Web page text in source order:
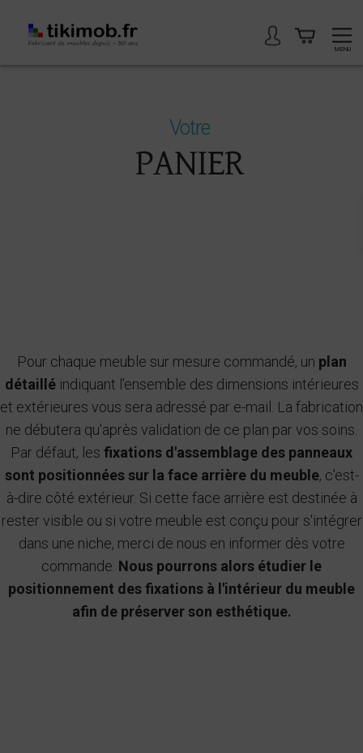
MENU
Panier
Votre
PANIER
Pour chaque meuble sur mesure commandé, un plan
détailléindiquant l'ensemble des dimensions intérieures
et extérieures vous sera adressé par e-mail. La fabrication
ne débutera qu'après validation de ce plan par vos soins.
Par défaut, les fixations d'assemblage des panneaux
sont positionnées sur la face arrière du meuble, c'est-
à-dire côté extérieur. Si cette face arrière est destinée à
rester visible ou si votre meuble est conçu pour s'intégrer
dans une niche, merci de nous en informer dès votre
commande. Nous pourrons alors étudier le
positionnement des fixations à l'intérieur du meuble
afin de préserver son esthétique.